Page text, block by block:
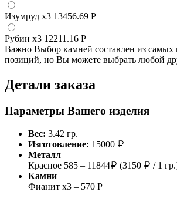
Изумруд x3 13456.69 Р
Рубин x3 12211.16 Р
Важно Выбор камней составлен из самых
позиций, но Вы можете выбрать любой
Детали заказа
Параметры Вашего изделия
Вес: 3.42 гр.
Изготовление: 15000
Металл
Красное 585 – 11844
(3150
/ 1
Камни
Фианит x3 – 570 Р